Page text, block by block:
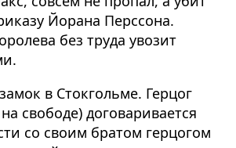
Йорана Перссона.
без труда увозит
в Стокгольме. Герцог
свободе) договаривается
со своим братом герцогом